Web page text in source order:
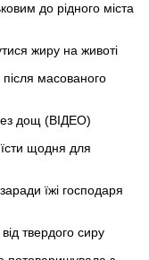
до рідного міста
жиру на животі
масованого
дощ (ВІДЕО)
їсти щодня для
їжі господаря
твердого сиру